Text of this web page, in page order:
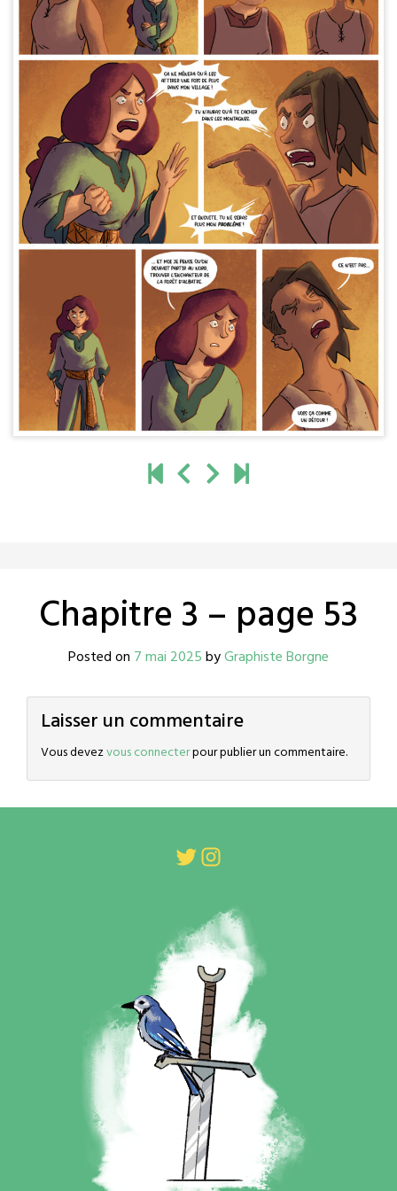
Chapitre 3 – page 53
Posted on 7 mai 2025byGraphiste Borgne
Laisser un commentaire
Vous devezvous connecterpour publier un commentaire.
Twitter
Instagram